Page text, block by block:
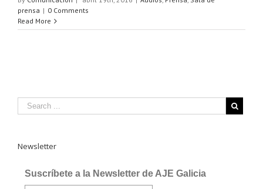
prensa | 0 Comments
Read More
Newsletter
Suscríbete a la Newsletter de AJE Galicia